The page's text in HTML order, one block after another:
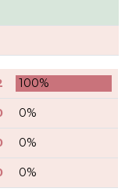
100%
0%
0%
0%